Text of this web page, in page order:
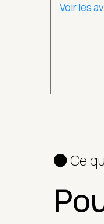
Voir les
Ce